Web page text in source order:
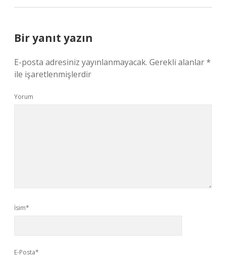
Bir yanıt yazın
E-posta adresiniz yayınlanmayacak. Gerekli alanlar*
ile işaretlenmişlerdir
Yorum
İsim*
E-Posta*